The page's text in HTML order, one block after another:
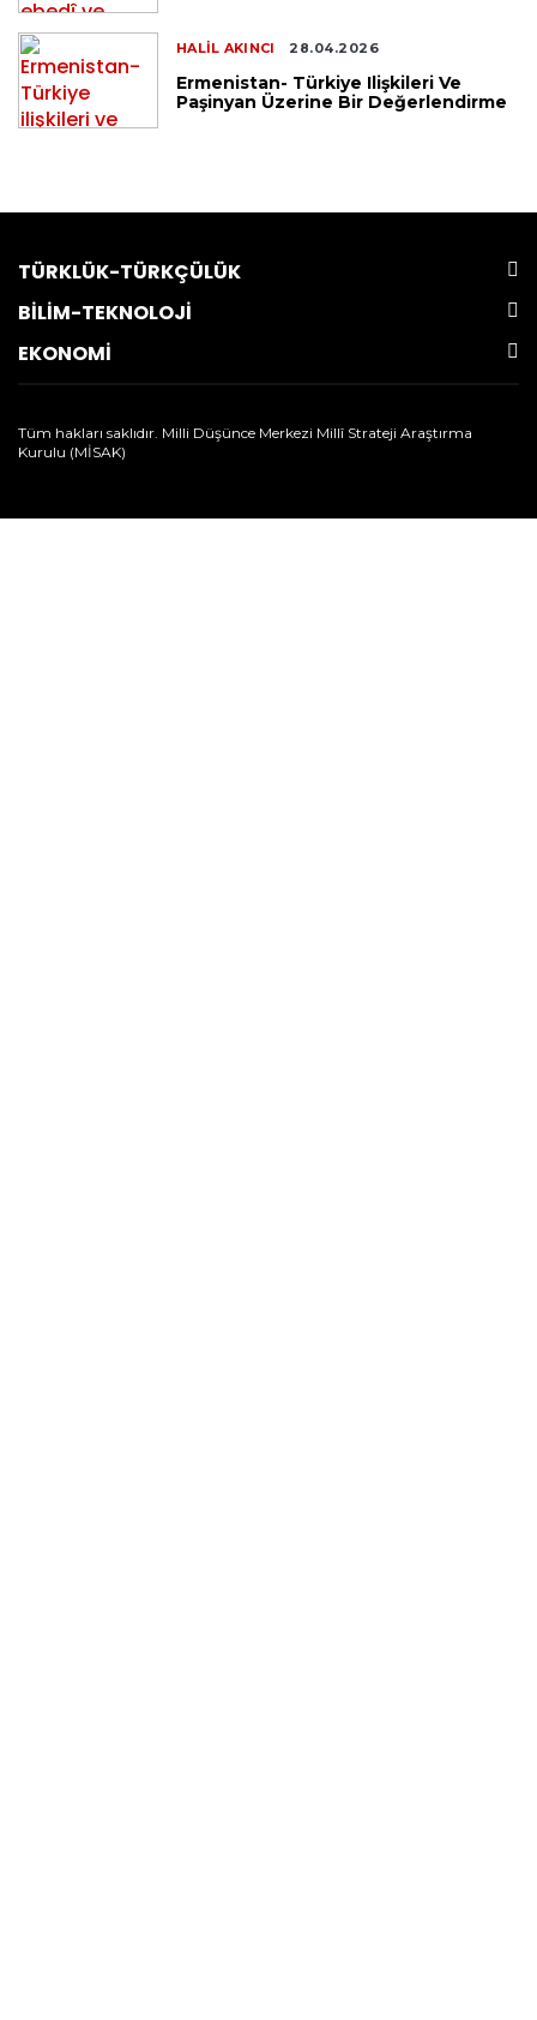
HALIL AKINCI 28.04.2026
Ermenistan- Türkiye Ilişkileri Ve
Paşinyan Üzerine Bir Değerlendirme
TÜRKLÜK-TÜRKÇÜLÜK
BİLİM-TEKNOLOJİ
EKONOMİ
Tüm hakları saklıdır. Milli Düşünce Merkezi Millî Strateji Araştırma
Kurulu (MİSAK)